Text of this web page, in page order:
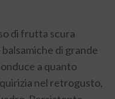
di frutta scura
di grande
a quanto
nel retrogusto,